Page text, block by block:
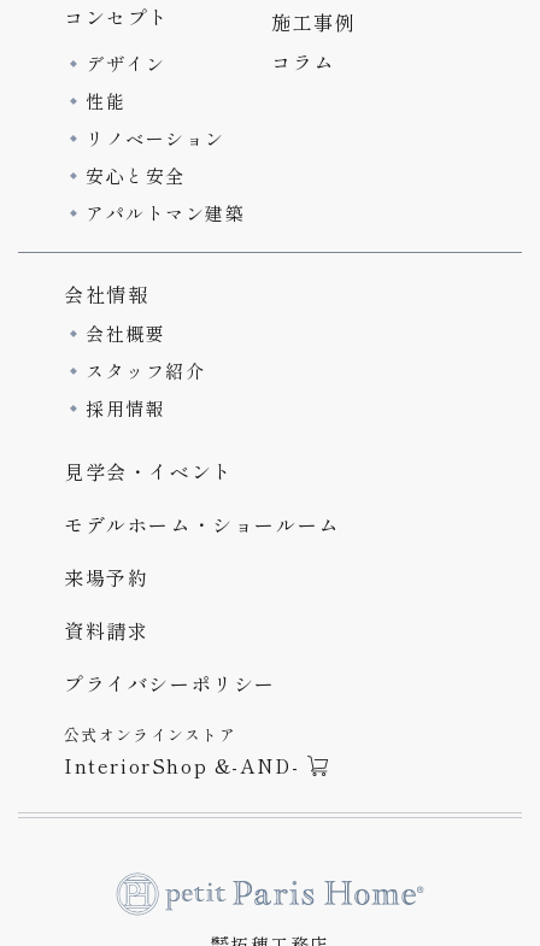
コンセプト
デザイン
性能
リノベーション
安心と安全
アパルトマン建築
施工事例
コラム
会社情報
会社概要
スタッフ紹介
採用情報
見学会・イベント
モデルホーム・ショールーム
来場予約
資料請求
プライバシーポリシー
公式オンラインストア
InteriorShop &-AND-